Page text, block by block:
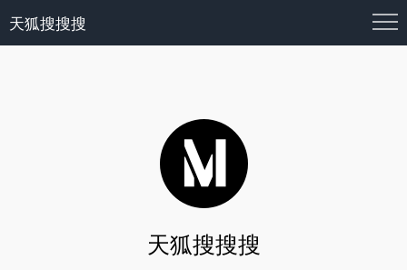
天狐搜搜搜
天狐搜搜搜